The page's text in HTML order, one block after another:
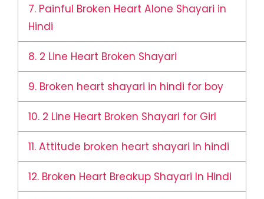
7. Painful Broken Heart Alone Shayari in
Hindi
8. 2 Line Heart Broken Shayari
9. Broken heart shayari in hindi for boy
10. 2 Line Heart Broken Shayari for Girl
11. Attitude broken heart shayari in hindi
12. Broken Heart Breakup Shayari In Hindi